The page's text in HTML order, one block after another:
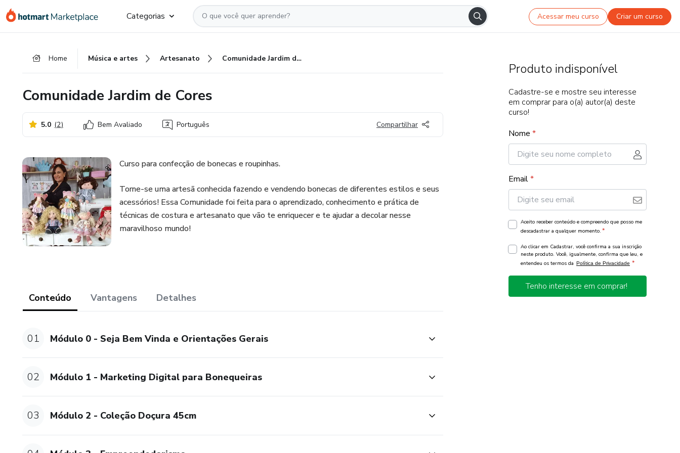
para
para
para
Categorias Acessar meu curso Criar um curso
Home Música e artes Artesanato Comunidade Jardim de Cores
Comunidade Jardim de Cores
5.0 (2) Bem Avaliado Português Compartilhar
Curso para confecção de bonecas e roupinhas.
Torne-se uma artesã conhecida fazendo e vendendo bonecas de diferentes estilos e seus
acessórios! Essa Comunidade foi feita para o aprendizado, conhecimento e prática de
técnicas de costura e artesanato que vão te enriquecer e te ajudar a decolar nesse
maravilhoso mundo!
Conteúdo Vantagens Detalhes
01 Módulo 0 - Seja Bem Vinda e Orientações Gerais
02 Módulo 1 - Marketing Digital para Bonequeiras
03 Módulo 2 - Coleção Doçura 45cm
Produto indisponível
Cadastre-se e mostre seu interesse
em comprar para o(a) autor(a) deste
curso!
Nome *
Email*
Aceito receber conteúdo e compreendo que posso me
descadastrar a qualquer momento. *
Ao clicar em Cadastrar, você confirma a sua inscrição
neste produto. Você, igualmente, confirma que leu, e
entendeu os termos da Política de Privacidade *
Tenho interesse em comprar!